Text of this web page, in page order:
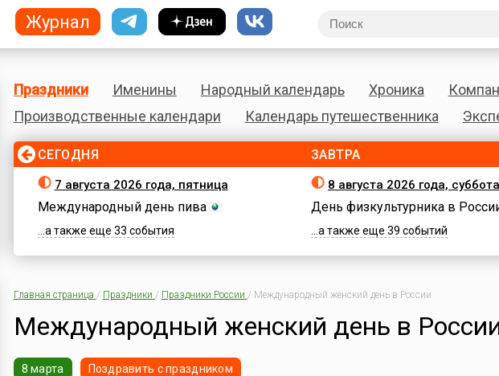
Праздники Именины Народный календарь Хроника
Производственные календари
Календарь путешественника
СЕГОДНЯ
7 августа 2026 года, пятница
Международный день пива
...а также еще 33 события
ЗАВТРА
8 августа 2026 года, суббота
День физкультурника в
...а также еще 39 событий
Главная страница / Праздники / Праздники России / Международный женский день в России
Международный женский день в
8 марта Поздравить с праздником
Журнал